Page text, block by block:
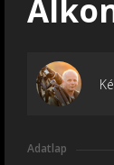
Adatlap